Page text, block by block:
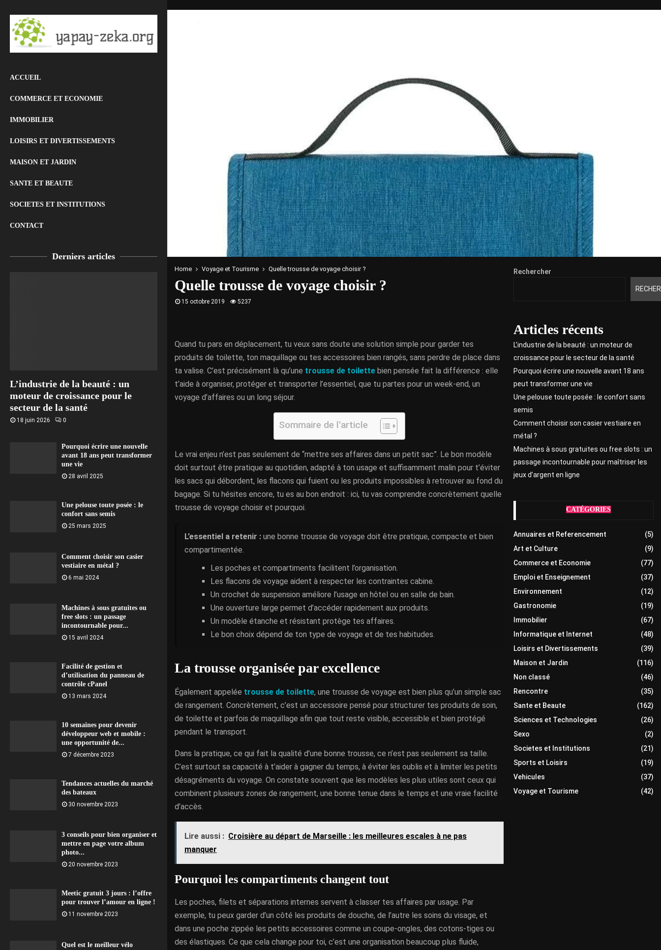
ACCUEIL
COMMERCE ET ECONOMIE
IMMOBILIER
LOISIRS ET DIVERTISSEMENTS
MAISON ET JARDIN
SANTE ET BEAUTE
SOCIETES ET INSTITUTIONS
CONTACT
Derniers articles
L’industrie de la beauté : un
moteur de croissance pour le
secteur de la santé
18 juin 2026 0
Pourquoi écrire une nouvelle
avant 18 ans peut transformer
une vie
28 avril 2025
Une pelouse toute posée : le
confort sans semis
25 mars 2025
Comment choisir son casier
vestiaire en métal ?
6 mai 2024
Machines à sous gratuites ou
free slots : un passage
incontournable pour...
15 avril 2024
Facilité de gestion et
d’utilisation du panneau de
contrôle cPanel
13 mars 2024
10 semaines pour devenir
développeur web et mobile :
une opportunité de...
7 décembre 2023
Tendances actuelles du marché
des bateaux
30 novembre 2023
3 conseils pour bien organiser et
mettre en page votre album
photo...
20 novembre 2023
Meetic gratuit 3 jours : l’offre
pour trouver l’amour en ligne !
11 novembre 2023
Quel est le meilleur vélo
Home Voyage et Tourisme Quelle trousse de voyage choisir ?
Quelle trousse de voyage choisir ?
15 octobre 2019 5237
Quand tu pars en déplacement, tu veux sans doute une solution simple pour garder tes
produits de toilette, ton maquillage ou tes accessoires bien rangés, sans perdre de place dans
ta valise. C’est précisément là qu’une trousse de toilette bien pensée fait la différence : elle
t’aide à organiser, protéger et transporter l’essentiel, que tu partes pour un week-end, un
voyage d’affaires ou un long séjour.
Sommaire de l'article
Le vrai enjeu n’est pas seulement de “mettre ses affaires dans un petit sac”. Le bon modèle
doit surtout être pratique au quotidien, adapté à ton usage et suffisamment malin pour t’éviter
les sacs qui débordent, les flacons qui fuient ou les produits impossibles à retrouver au fond du
bagage. Si tu hésites encore, tu es au bon endroit : ici, tu vas comprendre concrètement quelle
trousse de voyage choisir et pourquoi.
L’essentiel a retenir : une bonne trousse de voyage doit être pratique, compacte et bien
compartimentée.
Les poches et compartiments facilitent l’organisation.
Les flacons de voyage aident à respecter les contraintes cabine.
Un crochet de suspension améliore l’usage en hôtel ou en salle de bain.
Une ouverture large permet d’accéder rapidement aux produits.
Un modèle étanche et résistant protège tes affaires.
Le bon choix dépend de ton type de voyage et de tes habitudes.
La trousse organisée par excellence
Également appelée trousse de toilette, une trousse de voyage est bien plus qu’un simple sac
de rangement. Concrètement, c’est un accessoire pensé pour structurer tes produits de soin,
de toilette et parfois de maquillage afin que tout reste visible, accessible et bien protégé
pendant le transport.
Dans la pratique, ce qui fait la qualité d’une bonne trousse, ce n’est pas seulement sa taille.
C’est surtout sa capacité à t’aider à gagner du temps, à éviter les oublis et à limiter les petits
désagréments du voyage. On constate souvent que les modèles les plus utiles sont ceux qui
combinent plusieurs zones de rangement, une bonne tenue dans le temps et une vraie facilité
d’accès.
Lire aussi : Croisière au départ de Marseille : les meilleures escales à ne pas
manquer
Pourquoi les compartiments changent tout
Les poches, filets et séparations internes servent à classer tes affaires par usage. Par
exemple, tu peux garder d’un côté les produits de douche, de l’autre les soins du visage, et
dans une poche zippée les petits accessoires comme un coupe-ongles, des cotons-tiges ou
des élastiques. Ce que cela change pour toi, c’est une organisation beaucoup plus fluide,
Rechercher
Articles récents
L’industrie de la beauté : un moteur de
croissance pour le secteur de la santé
Pourquoi écrire une nouvelle avant 18 ans
peut transformer une vie
Une pelouse toute posée : le confort sans
semis
Comment choisir son casier vestiaire en
métal ?
Machines à sous gratuites ou free slots : un
passage incontournable pour maîtriser les
jeux d’argent en ligne
CATÉGORIES
Annuaires et Referencement
(5)
Art et Culture
(9)
Commerce et Economie
(77)
Emploi et Enseignement
(37)
Environnement
(12)
Gastronomie
(19)
Immobilier
(67)
Informatique et Internet
(48)
Loisirs et Divertissements
(39)
Maison et Jardin
(116)
Non classé
(46)
Rencontre
(35)
Sante et Beaute
(162)
Sciences et Technologies
(26)
Sexo
(2)
Societes et Institutions
(21)
Sports et Loisirs
(19)
Vehicules
(37)
Voyage et Tourisme
(42)